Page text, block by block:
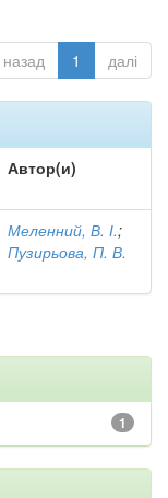
назад 1 далі
Автор(и)
Меленний, В. І.;
Пузирьова, П. В.
1